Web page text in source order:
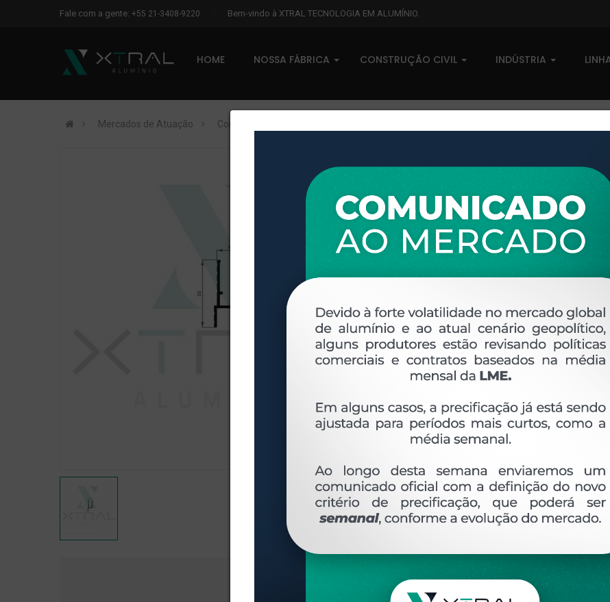
Fale com a gente: +55 21-3408-9220 Bem-vindo à XTRAL TECNOLOGIA EM ALUMÍNIO.
HOME NOSSA FÁBRICA CONSTRUÇÃO CIVIL INDÚSTRIA
Mercados de Atuação Construção Civil
XTL-918 - (BX-107) - PESO
0 comentários
Disponível sob consulta
Taxas R$ 0,00
Disponibilidade:
Em estoque
OVERVIEW
Perfil extrudado de alumínio para BOX
Ver perfis relacionados
Etiquetas: 918- PESO LINEAR - 0 298 KG/M
DESCRIÇÃO COMENTÁRIOS (0)